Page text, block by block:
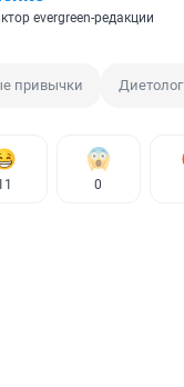
evergreen-редакции
привычки Диетолог
0